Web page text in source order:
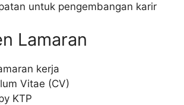
untuk pengembangan karir
Lamaran
kerja
Vitae (CV)
KTP